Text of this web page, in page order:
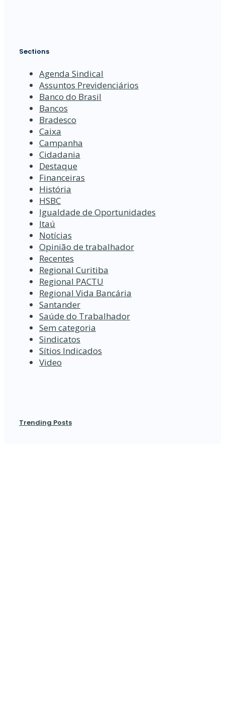
Sections
Agenda Sindical
Assuntos Previdenciários
Banco do Brasil
Bancos
Bradesco
Caixa
Campanha
Cidadania
Destaque
Financeiras
História
HSBC
Igualdade de Oportunidades
Itaú
Notícias
Opinião de trabalhador
Recentes
Regional Curitiba
Regional PACTU
Regional Vida Bancária
Santander
Saúde do Trabalhador
Sem categoria
Sindicatos
Sítios Indicados
Video
Trending Posts